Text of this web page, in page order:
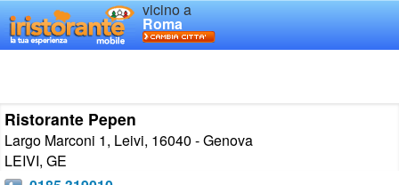
vicino a
Roma
Ristorante Pepen
Largo Marconi 1, Leivi, 16040 - Genova
LEIVI, GE